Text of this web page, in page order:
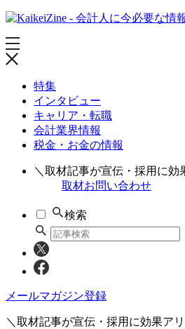
特集
インタビュー
キャリア・転職
会計業界情報
税金・お金の情報
＼取材記事が宣伝・採用に効
取材お問い合わせ
検索
メールマガジン登録
＼取材記事が宣伝・採用に効果ア